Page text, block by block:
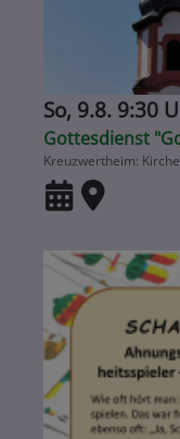
So, 9.8. 9:30
Gottesdienst
Kreuzwertheim